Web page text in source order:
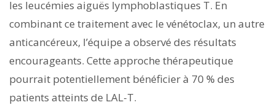
les leucémies aiguës lymphoblastiques T. En
combinant ce traitement avec le vénétoclax, un autre
anticancéreux, l’équipe a observé des résultats
encourageants. Cette approche thérapeutique
pourrait potentiellement bénéficier à 70 % des
patients atteints de LAL-T.